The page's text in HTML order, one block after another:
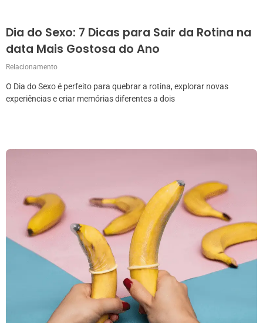
Dia do Sexo: 7 Dicas para Sair da Rotina na
data Mais Gostosa do Ano
Relacionamento
O Dia do Sexo é perfeito para quebrar a rotina, explorar novas
experiências e criar memórias diferentes a dois